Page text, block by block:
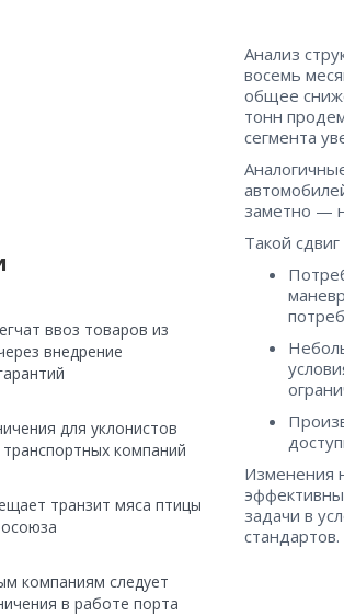
ввоз товаров из
внедрение
для уклонистов
транспортных компаний
транзит мяса птицы
компаниям следует
в работе порта
Анализ
восемь
общее
тонн
сегмента
заметно —
Такой
Изменения
задачи в